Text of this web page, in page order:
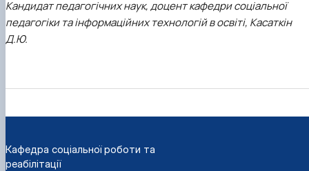
Кандидат педагогічних наук, доцент кафедри соціальної
педагогіки та інформаційних технологій в освіті, Касаткін
Д.Ю.
Кафедра соціальної роботи та
реабілітації